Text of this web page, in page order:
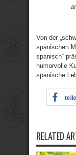
Von der
spanischen
spanisch“
humorvolle
spanische
RELATED